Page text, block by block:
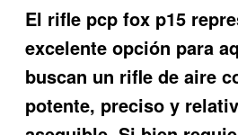
El rifle pcp fox p15
excelente opción para
buscan un rifle de aire
potente, preciso y